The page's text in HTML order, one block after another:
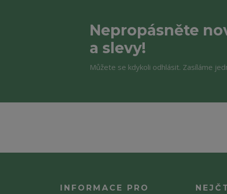
Nepropásněte
a slevy!
Můžete se kdykoli odhlásit. Zasíláme
INFORMACE PRO